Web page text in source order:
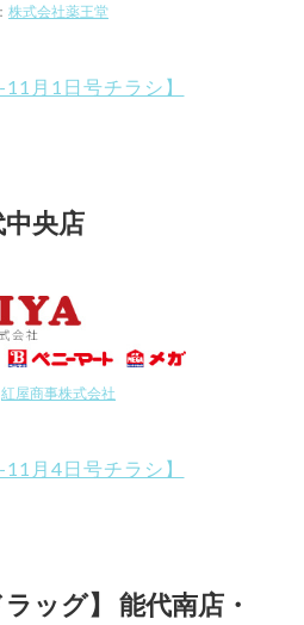
株式会社薬王堂
11月1日号チラシ】
中央店
紅屋商事株式会社
11月4日号チラシ】
ッグ】 能代南店・